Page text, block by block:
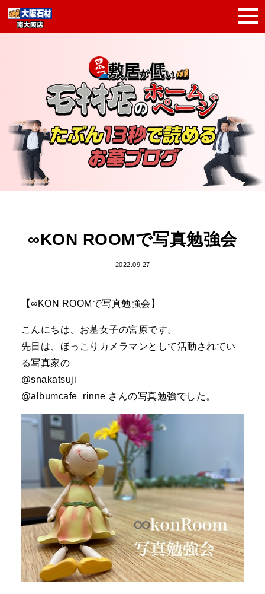
∞KON ROOMで写真勉強会
2022.09.27
【∞KON ROOMで写真勉強会】
こんにちは、お墓女子の宮原です。
先日は、ほっこりカメラマンとして活動されてい
る写真家の
@snakatsuji
@albumcafe_rinne さんの写真勉強でした。